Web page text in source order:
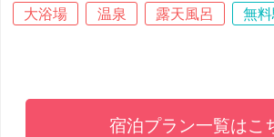
大浴場 温泉 露天風呂 無
宿泊プラン一覧はこ